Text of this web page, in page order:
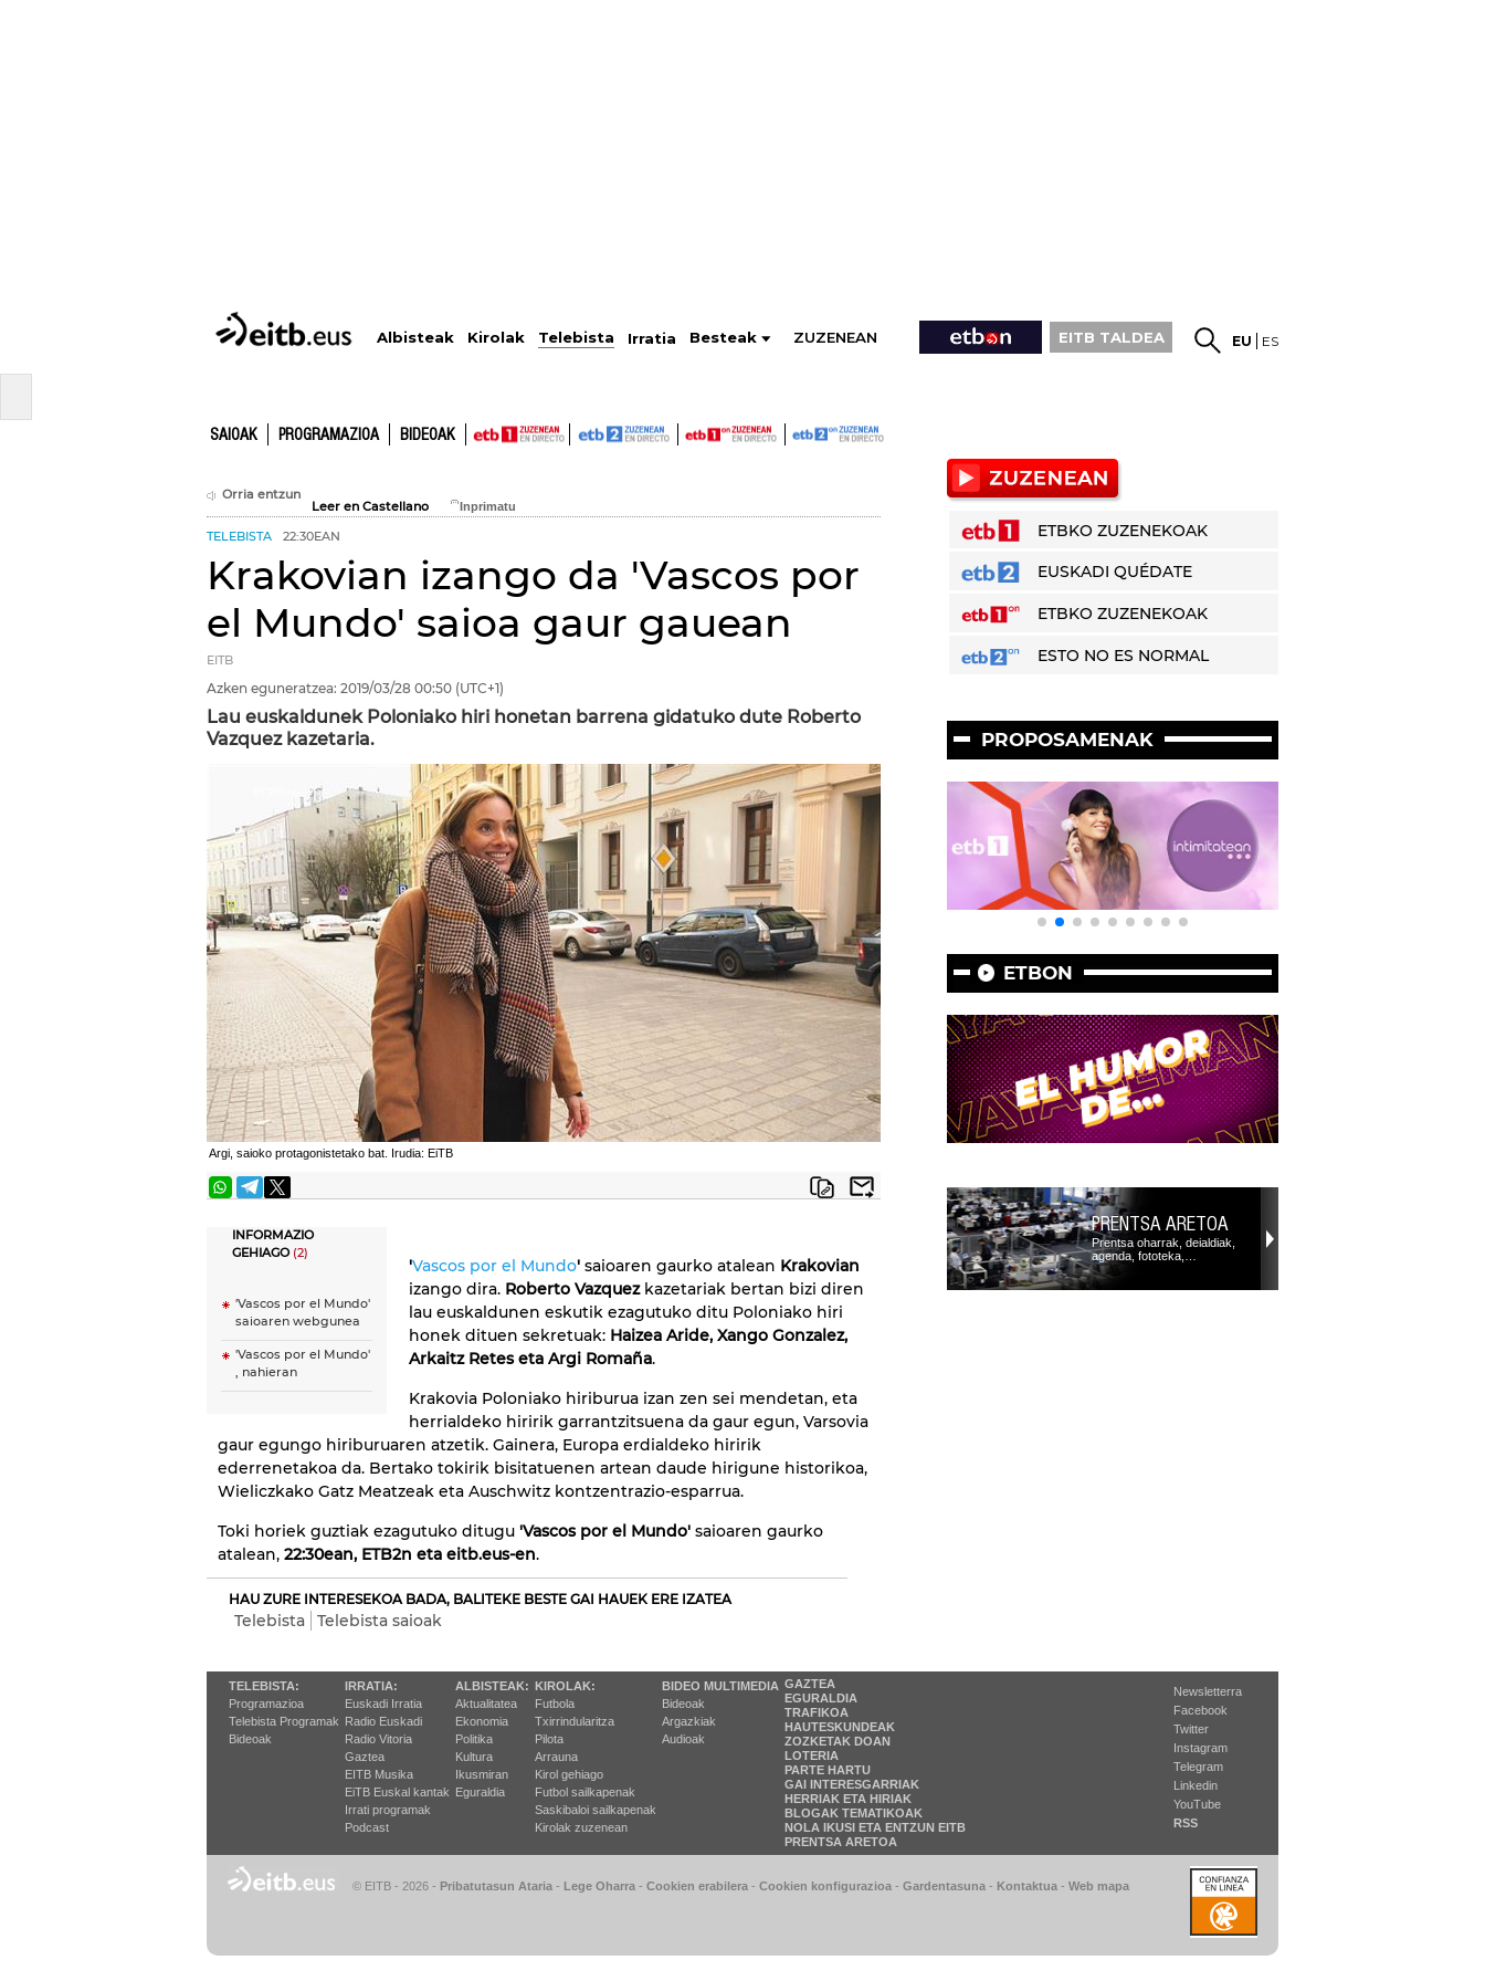
Albisteak Kirolak Telebista Irratia Besteak ZUZENEAN EITB TALDEA EU ES
SAIOAK PROGRAMAZIOA BIDEOAK
Orria entzun
Leer en Castellano
TELEBISTA 22:30EAN
Krakovian izango da 'Vascos por
el Mundo' saioa gaur gauean
EITB
Azken eguneratzea: 2019/03/28 00:50 (UTC+1)
Lau euskaldunek Poloniako hiri honetan barrena gidatuko dute Roberto
Vazquez kazetaria.
Argi, saioko protagonistetako bat. Irudia: EiTB
INFORMAZIO
GEHIAGO(2)
'Vascos por el Mundo'
saioaren webgunea
'Vascos por el Mundo'
, nahieran
'Vascos por el Mundo' saioaren gaurko atalean Krakovian
izango dira. Roberto Vazquezkazetariak bertan bizi diren
lau euskaldunen eskutik ezagutuko ditu Poloniako hiri
honek dituen sekretuak: Haizea Aride, Xango Gonzalez,
Arkaitz Retes eta Argi Romaña.
Krakovia Poloniako hiriburua izan zen sei mendetan, eta
herrialdeko hiririk garrantzitsuena da gaur egun, Varsovia
gaur egungo hiriburuaren atzetik. Gainera, Europa erdialdeko hiririk
ederrenetakoa da. Bertako tokirik bisitatuenen artean daude hirigune historikoa,
Wieliczkako Gatz Meatzeak eta Auschwitz kontzentrazio-esparrua.
Toki horiek guztiak ezagutuko ditugu 'Vascos por el Mundo' saioaren gaurko
atalean, 22:30ean, ETB2n eta eitb.eus-en.
HAU ZURE INTERESEKOA BADA, BALITEKE BESTE GAI HAUEK ERE IZATEA
Telebista Telebista saioak
ETBKO ZUZENEKOAK
EUSKADI QUÉDATE
ETBKO ZUZENEKOAK
ESTO NO ES NORMAL
PROPOSAMENAK
ETBON
PRENTSA ARETOA
Prentsa oharrak, deialdiak,
agenda, fototeka,…
TELEBISTA:
Programazioa
Telebista Programak
Bideoak
IRRATIA:
Euskadi Irratia
Radio Euskadi
Radio Vitoria
Gaztea
EITB Musika
EiTB Euskal kantak
Irrati programak
Podcast
ALBISTEAK:
Aktualitatea
Ekonomia
Politika
Kultura
Ikusmiran
Eguraldia
KIROLAK:
Futbola
Txirrindularitza
Pilota
Arrauna
Kirol gehiago
Futbol sailkapenak
Saskibaloi sailkapenak
Kirolak zuzenean
BIDEO MULTIMEDIA
Bideoak
Argazkiak
Audioak
GAZTEA
EGURALDIA
TRAFIKOA
HAUTESKUNDEAK
ZOZKETAK DOAN
LOTERIA
PARTE HARTU
GAI INTERESGARRIAK
HERRIAK ETA HIRIAK
BLOGAK TEMATIKOAK
NOLA IKUSI ETA ENTZUN EITB
PRENTSA ARETOA
Newsletterra
Facebook
Twitter
Instagram
Telegram
Linkedin
YouTube
RSS
© EITB - 2026 - Pribatutasun Ataria - Lege Oharra - Cookien erabilera - Cookien konfigurazioa - Gardentasuna - Kontaktua - Web mapa